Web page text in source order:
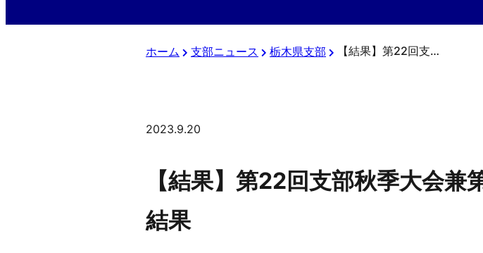
ホーム 支部ニュース 栃木県支部 【結果】第22回支部秋季大会兼第35回東日本選抜大会支部予選結果
2023.9.20
【結果】第22回支部秋季大会
結果